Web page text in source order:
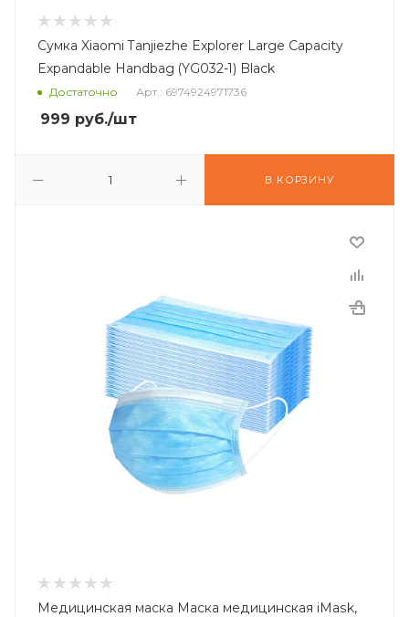
Сумка Xiaomi Tanjiezhe Explorer Large Capacity
Expandable Handbag (YG032-1) Black
Достаточно Арт.: 6974924971736
999 руб./шт
В КОРЗИНУ
Медицинская маска Маска медицинская iMask,